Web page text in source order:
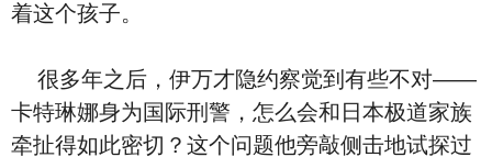
着这个孩子。
很多年之后，伊万才隐约察觉到有些不对——
卡特琳娜身为国际刑警，怎么会和日本极道家族
牵扯得如此密切？这个问题他旁敲侧击地试探过